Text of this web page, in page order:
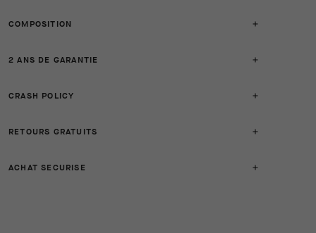
COMPOSITION
2 ANS DE GARANTIE
CRASH POLICY
RETOURS GRATUITS
ACHAT SECURISE